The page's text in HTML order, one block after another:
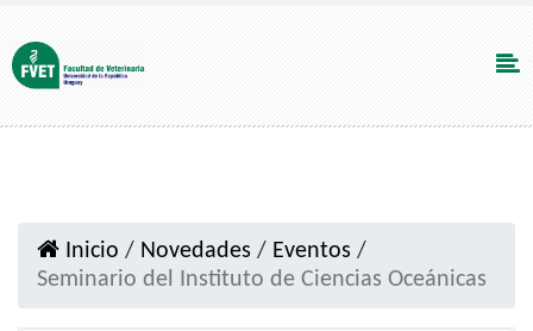
Inicio / Novedades / Eventos /
Seminario del Instituto de Ciencias Oceánicas